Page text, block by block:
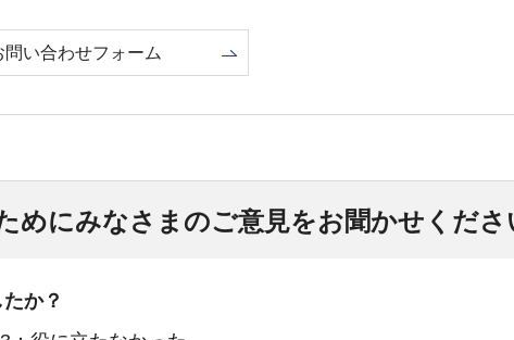
問い合わせフォーム
めにみなさまのご意見をお聞かせくださ
か？